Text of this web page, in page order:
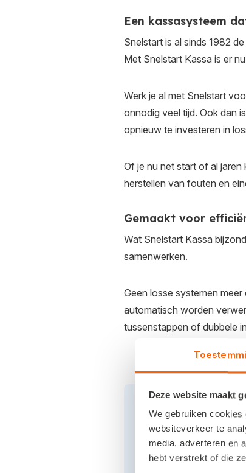
Deze website maakt
We gebruiken
websiteverkeer te
media, adverteren en
hebt verstrekt of die
Een kassasysteem
Snelstart is al sinds 1982
Met Snelstart Kassa is er
Werk je al met Snelstart
onnodig veel tijd. Ook dan
opnieuw te investeren in
Of je nu net start of al jaren
herstellen van fouten en
Gemaakt voor
Wat Snelstart Kassa
samenwerken.
Geen losse systemen
automatisch worden
tussenstappen of dubbele
Hoe
Een andere